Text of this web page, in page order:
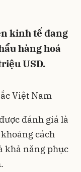
kinh tế đang
hàng hoá
USD.
Việt Nam
được đánh giá là
cách
khả năng phục
Hủy